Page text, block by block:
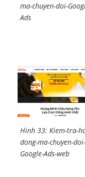
ma-chuyen-doi-
Ads
Hình 33: Kiem-tra-
dong-ma-chuyen-doi-
Google-Ads-web